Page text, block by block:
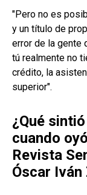
"Pero no es
y un título de
error de la gente
tú realmente no
crédito, la
superior".
¿Qué
cuando
Revista
Óscar Iván